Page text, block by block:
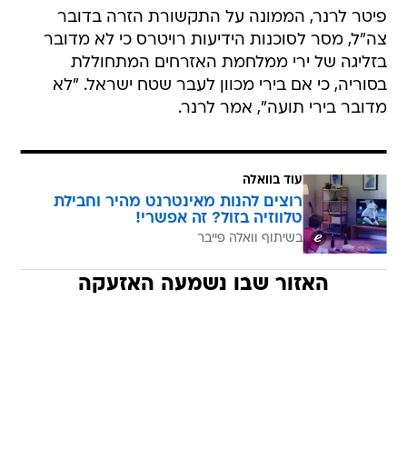
פיטר לרנר, הממונה על התקשורת הזרה בדובר
צה"ל, מסר לסוכנות הידיעות רויטרס כי לא מדובר
בזליגה של ירי ממלחמת האזרחים המתחוללת
בסוריה, כי אם בירי מכוון לעבר שטח ישראל. "לא
מדובר בירי תועה", אמר לרנר.
עוד בוואלה
רוצים להנות מאינטרנט מהיר וחבילת
טלווזיה בזול? זה אפשרי!
בשיתוף וואלה פייבר
האזור שבו נשמעה האזעקה